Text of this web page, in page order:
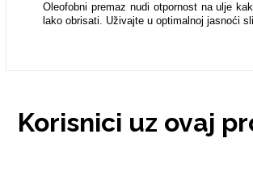
Oleofobni premaz nudi otpornost na ulje
lako obrisati. Uživajte u optimalnoj jasnoći
Korisnici uz ovaj